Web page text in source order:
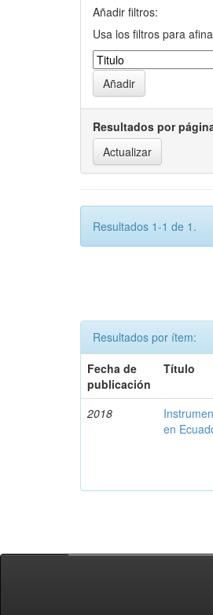
Añadir filtros:
Usa los filtros para
Resultados por
Resultados 1-1 de 1.
Resultados por ítem:
Fecha de
publicación
Título
2018
en